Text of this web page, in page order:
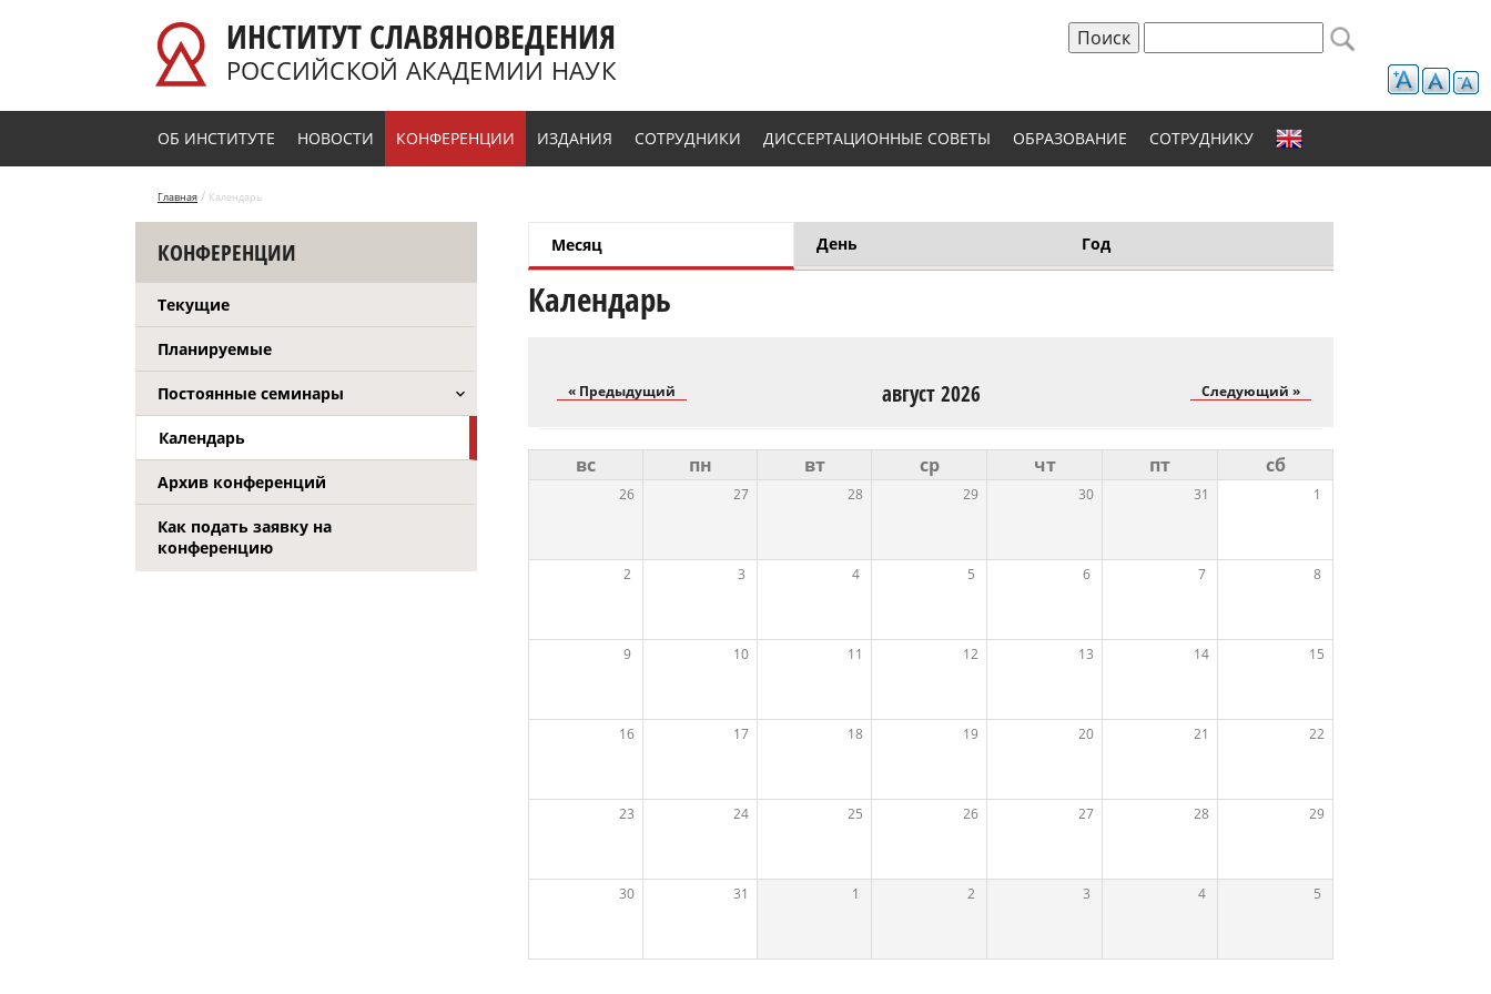
ИНСТИТУТ СЛАВЯНОВЕДЕНИЯ
РОССИЙСКОЙ АКАДЕМИИ НАУК Форма поиска
ОБ ИНСТИТУТЕ НОВОСТИ КОНФЕРЕНЦИИ ИЗДАНИЯ СОТРУДНИКИ ДИССЕРТАЦИОННЫЕ СОВЕТЫ ОБРАЗОВАНИЕ СОТРУДНИКУ
Главная / Календарь
КОНФЕРЕНЦИИ
Текущие
Планируемые
Постоянные семинары
Календарь
Архив конференций
Как подать заявку на
конференцию
Главные вкладки
Месяц День Год
Календарь
август 2026
« Предыдущий Следующий »
вс пн вт ср чт пт сб
26 27 28 29 30 31 1
2 3 4 5 6 7 8
9 10 11 12 13 14 15
16 17 18 19 20 21 22
23 24 25 26 27 28 29
30 31 1 2 3 4 5